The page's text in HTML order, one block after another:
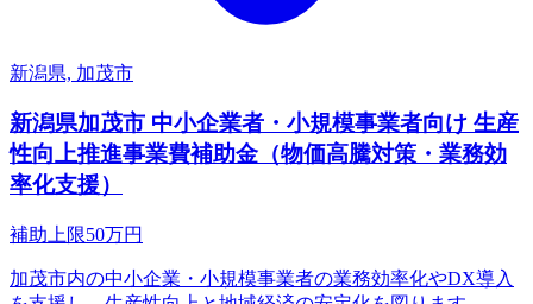
新潟県, 加茂市
新潟県加茂市 中小企業者・小規模事業者向け 生産
性向上推進事業費補助金（物価高騰対策・業務効
率化支援）
補助上限50万円
加茂市内の中小企業・小規模事業者の業務効率化やDX導入